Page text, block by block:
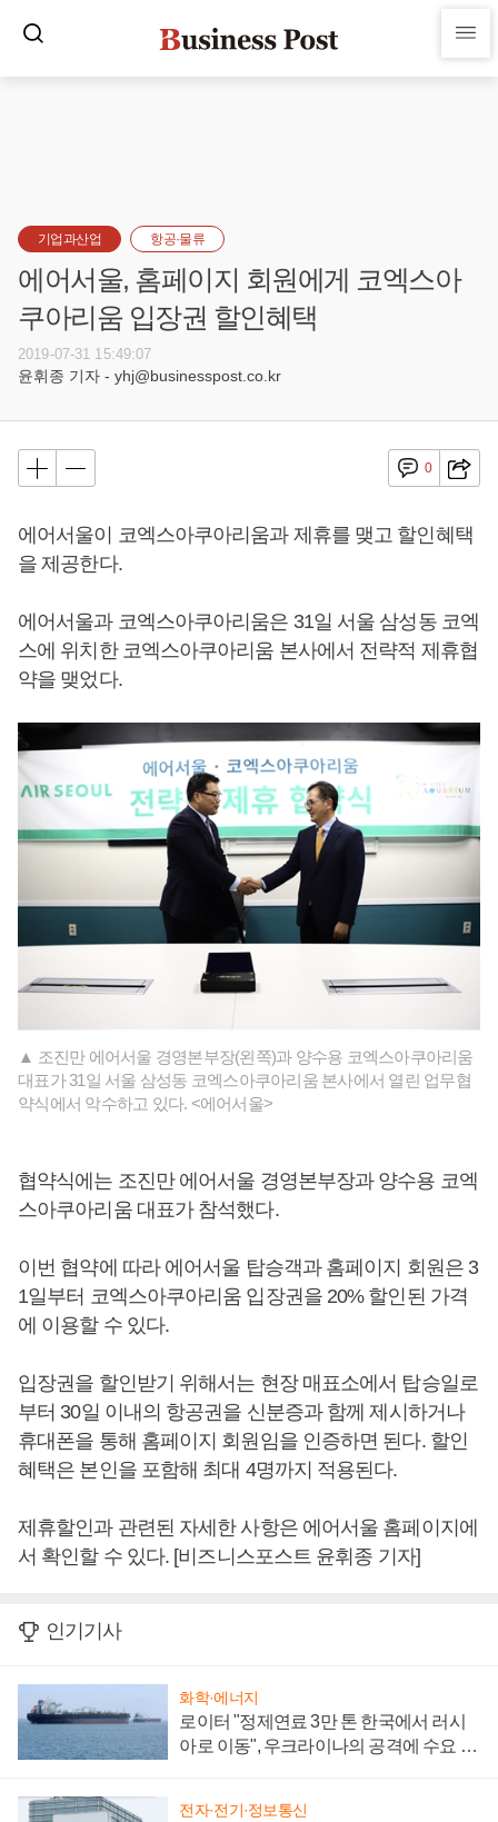
기업과산업 항공·물류
에어서울, 홈페이지 회원에게 코엑스아
쿠아리움 입장권 할인혜택
2019-07-31 15:49:07
윤휘종 기자 - yhj@businesspost.co.kr
0
에어서울이 코엑스아쿠아리움과 제휴를 맺고 할인혜택
을 제공한다.
에어서울과 코엑스아쿠아리움은 31일 서울 삼성동 코엑
스에 위치한 코엑스아쿠아리움 본사에서 전략적 제휴협
약을 맺었다.
▲ 조진만 에어서울 경영본부장(왼쪽)과 양수용 코엑스아쿠아리움
대표가 31일 서울 삼성동 코엑스아쿠아리움 본사에서 열린 업무협
약식에서 악수하고 있다. <에어서울>
협약식에는 조진만 에어서울 경영본부장과 양수용 코엑
스아쿠아리움 대표가 참석했다.
이번 협약에 따라 에어서울 탑승객과 홈페이지 회원은 3
1일부터 코엑스아쿠아리움 입장권을 20% 할인된 가격
에 이용할 수 있다.
입장권을 할인받기 위해서는 현장 매표소에서 탑승일로
부터 30일 이내의 항공권을 신분증과 함께 제시하거나
휴대폰을 통해 홈페이지 회원임을 인증하면 된다. 할인
혜택은 본인을 포함해 최대 4명까지 적용된다.
제휴할인과 관련된 자세한 사항은 에어서울 홈페이지에
서 확인할 수 있다. [비즈니스포스트 윤휘종 기자]
인기기사
화학·에너지
로이터 "정제연료 3만 톤 한국에서 러시
아로 이동", 우크라이나의 공격에 수요 늘
전자·전기·정보통신